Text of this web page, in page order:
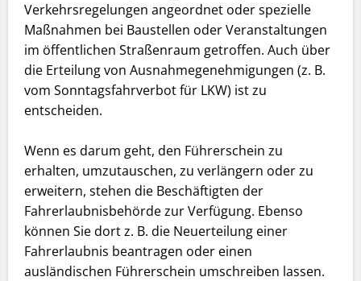
Verkehrsregelungen angeordnet oder spezielle
Maßnahmen bei Baustellen oder Veranstaltungen
im öffentlichen Straßenraum getroffen. Auch über
die Erteilung von Ausnahmegenehmigungen (z. B.
vom Sonntagsfahrverbot für LKW) ist zu
entscheiden.
Wenn es darum geht, den Führerschein zu
erhalten, umzutauschen, zu verlängern oder zu
erweitern, stehen die Beschäftigten der
Fahrerlaubnisbehörde zur Verfügung. Ebenso
können Sie dort z. B. die Neuerteilung einer
Fahrerlaubnis beantragen oder einen
ausländischen Führerschein umschreiben lassen.